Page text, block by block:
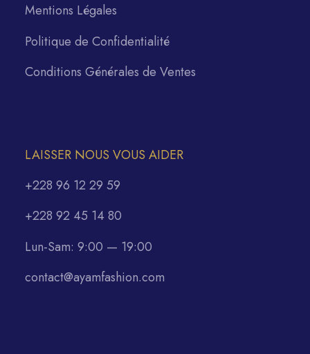
Mentions Légales
Politique de Confidentialité
Conditions Générales de Ventes
LAISSER NOUS VOUS AIDER
+228 96 12 29 59
+228 92 45 14 80
Lun-Sam: 9:00 — 19:00
contact@ayamfashion.com